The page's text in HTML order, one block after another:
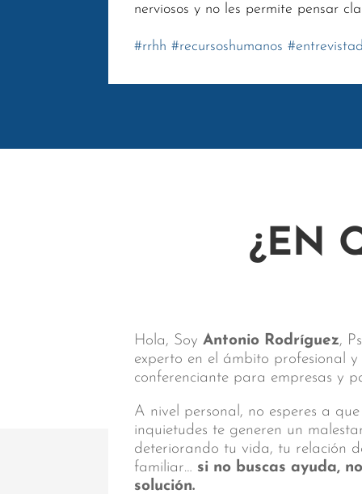
nerviosos y no les permite pensar
#rrhh #recursoshumanos #
¿EN
Hola, SoyAntonio Rodríguez,
experto en el ámbito profesional
conferenciante para empresas y
A nivel personal, no esperes a
inquietudes te generen un
deteriorando tu vida, tu relación
familiar… si no buscas ayuda,
solución.